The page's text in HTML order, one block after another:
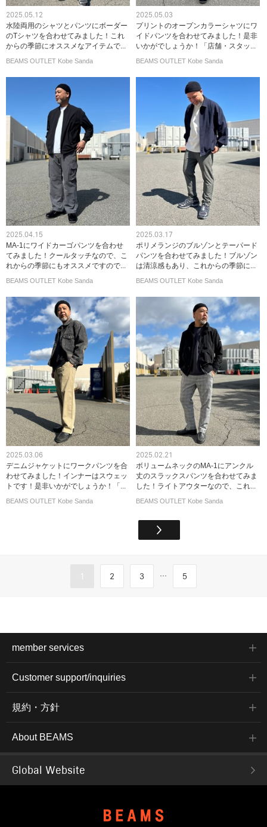
2025.05.12
水陸両用のシャツとパンツにボーダー
のTシャツを合わせてみました！これ
からの季節にオススメなアイテムで...
BEAMS OUTLET Kobe Sanda
2025.05.03
プリントのオープンカラーシャツにワ
イドパンツを合わせてみました！是非
いかがでしょうか！「店舗・スタッ...
BEAMS OUTLET Kobe Sanda
2025.04.15
MA-1にワイドカーゴパンツを合わせ
てみました！クールタッチなので、こ
れからの季節にもオススメですので...
BEAMS OUTLET Kobe Sanda
2025.03.17
ポリメランジのブルゾンとテーパード
パンツを合わせてみました！ブルゾン
は清涼感もあり、これからの季節に...
BEAMS OUTLET Kobe Sanda
2025.03.06
デニムジャケットにワークパンツを合
わせてみました！インナーはスウェッ
トです！是非いかがでしょうか！「...
BEAMS OUTLET Kobe Sanda
2025.02.21
ボリュームネックのMA-1にアンクル
丈のスラックスパンツを合わせてみま
した！ライトアウターなので、これ...
BEAMS OUTLET Kobe Sanda
1 2 3 ... 5
member services
Customer support/inquiries
規約・方針
About BEAMS
Global Website